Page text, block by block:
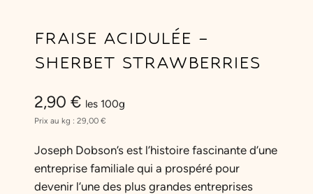
FRAISE ACIDULÉE –
SHERBET STRAWBERRIES
2,90 € les 100g
Prix au kg : 29,00 €
Joseph Dobson’s est l’histoire fascinante d’une
entreprise familiale qui a prospéré pour
devenir l’une des plus grandes entreprises